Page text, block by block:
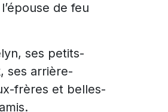
de feu
ses petits-
ses arrière-
frères et belles-